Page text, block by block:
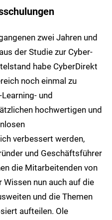
zwei Jahren und
der Studie zur Cyber-
habe CyberDirekt
noch einmal zu
und
hochwertigen und
verbessert werden,
und Geschäftsführer
die Mitarbeitenden von
nun auch auf die
und die Themen
aufteilen. Ole